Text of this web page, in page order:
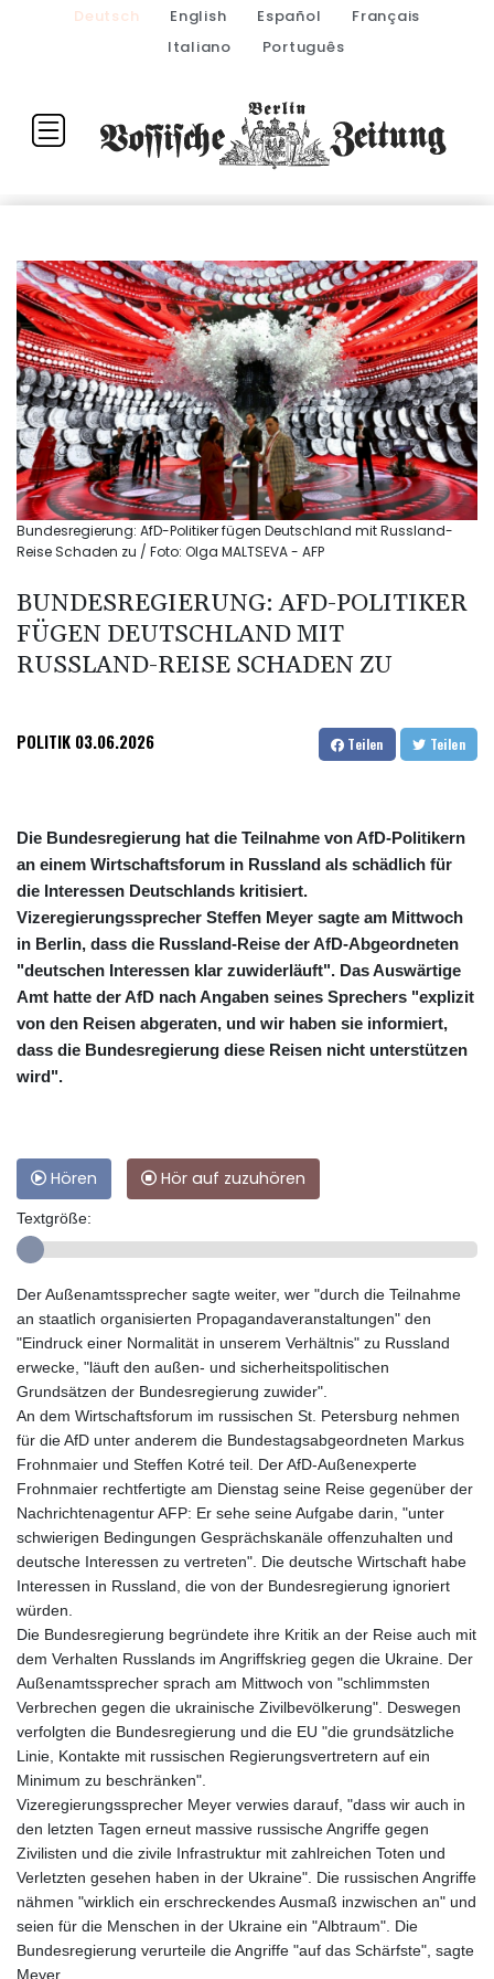
Deutsch English Español
Français
Italiano
Português
Bundesregierung: AfD-Politiker fügen Deutschland mit Russland-
Reise Schaden zu / Foto: Olga MALTSEVA - AFP
BUNDESREGIERUNG: AFD-POLITIKER
FÜGEN DEUTSCHLAND MIT
RUSSLAND-REISE SCHADEN ZU
POLITIK 03.06.2026 Teilen Teilen
Die Bundesregierung hat die Teilnahme von AfD-Politikern
an einem Wirtschaftsforum in Russland als schädlich für
die Interessen Deutschlands kritisiert.
Vizeregierungssprecher Steffen Meyer sagte am Mittwoch
in Berlin, dass die Russland-Reise der AfD-Abgeordneten
"deutschen Interessen klar zuwiderläuft". Das Auswärtige
Amt hatte der AfD nach Angaben seines Sprechers "explizit
von den Reisen abgeraten, und wir haben sie informiert,
dass die Bundesregierung diese Reisen nicht unterstützen
wird".
Hören Hör auf zuzuhören
Textgröße:
Der Außenamtssprecher sagte weiter, wer "durch die Teilnahme
an staatlich organisierten Propagandaveranstaltungen" den
"Eindruck einer Normalität in unserem Verhältnis" zu Russland
erwecke, "läuft den außen- und sicherheitspolitischen
Grundsätzen der Bundesregierung zuwider".
An dem Wirtschaftsforum im russischen St. Petersburg nehmen
für die AfD unter anderem die Bundestagsabgeordneten Markus
Frohnmaier und Steffen Kotré teil. Der AfD-Außenexperte
Frohnmaier rechtfertigte am Dienstag seine Reise gegenüber der
Nachrichtenagentur AFP: Er sehe seine Aufgabe darin, "unter
schwierigen Bedingungen Gesprächskanäle offenzuhalten und
deutsche Interessen zu vertreten". Die deutsche Wirtschaft habe
Interessen in Russland, die von der Bundesregierung ignoriert
würden.
Die Bundesregierung begründete ihre Kritik an der Reise auch mit
dem Verhalten Russlands im Angriffskrieg gegen die Ukraine. Der
Außenamtssprecher sprach am Mittwoch von "schlimmsten
Verbrechen gegen die ukrainische Zivilbevölkerung". Deswegen
verfolgten die Bundesregierung und die EU "die grundsätzliche
Linie, Kontakte mit russischen Regierungsvertretern auf ein
Minimum zu beschränken".
Vizeregierungssprecher Meyer verwies darauf, "dass wir auch in
den letzten Tagen erneut massive russische Angriffe gegen
Zivilisten und die zivile Infrastruktur mit zahlreichen Toten und
Verletzten gesehen haben in der Ukraine". Die russischen Angriffe
nähmen "wirklich ein erschreckendes Ausmaß inzwischen an" und
seien für die Menschen in der Ukraine ein "Albtraum". Die
Bundesregierung verurteile die Angriffe "auf das Schärfste", sagte
Meyer.